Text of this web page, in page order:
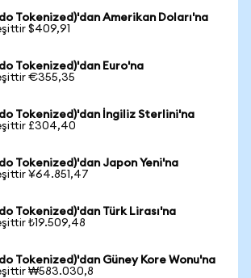
Tokenized)'dan Amerikan Doları'na
$409,91
Tokenized)'dan Euro'na
€355,35
Tokenized)'dan İngiliz Sterlini'na
£304,40
Tokenized)'dan Japon Yeni'na
¥64.851,47
Tokenized)'dan Türk Lirası'na
₺19.509,48
Tokenized)'dan Güney Kore Wonu'na
₩583.030,8